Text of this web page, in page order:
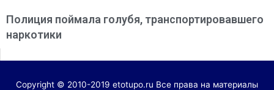
Полиция поймала голубя, транспортировавшего
наркотики
Copyright © 2010-2019 etotupo.ru Все права на материалы